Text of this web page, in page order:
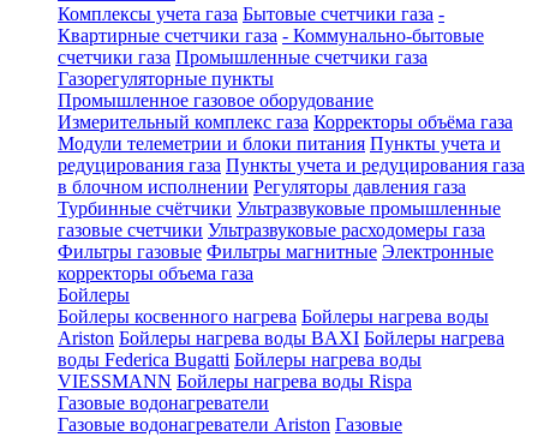
Комплексы учета газа Бытовые счетчики газа -
Квартирные счетчики газа - Коммунально-бытовые
счетчики газа Промышленные счетчики газа
Газорегуляторные пункты
Промышленное газовое оборудование
Измерительный комплекс газа Корректоры объёма газа
Модули телеметрии и блоки питания Пункты учета и
редуцирования газа Пункты учета и редуцирования газа
в блочном исполнении Регуляторы давления газа
Турбинные счётчики Ультразвуковые промышленные
газовые счетчики Ультразвуковые расходомеры газа
Фильтры газовые Фильтры магнитные Электронные
корректоры объема газа
Бойлеры
Бойлеры косвенного нагрева Бойлеры нагрева воды
Ariston Бойлеры нагрева воды BAXI Бойлеры нагрева
воды Federica Bugatti Бойлеры нагрева воды
VIESSMANN Бойлеры нагрева воды Rispa
Газовые водонагреватели
Газовые водонагреватели Ariston Газовые